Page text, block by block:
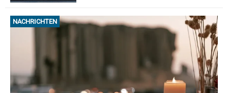
NACHRICHTEN